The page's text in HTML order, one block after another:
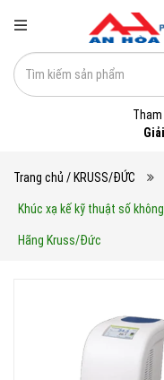
Trang chủ / KRUSS/ĐỨC
Khúc xạ kế kỹ thuật số
Hãng Kruss/Đức